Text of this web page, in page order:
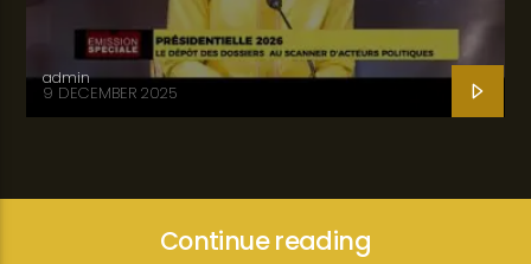
admin
9 DECEMBER 2025
Continue reading